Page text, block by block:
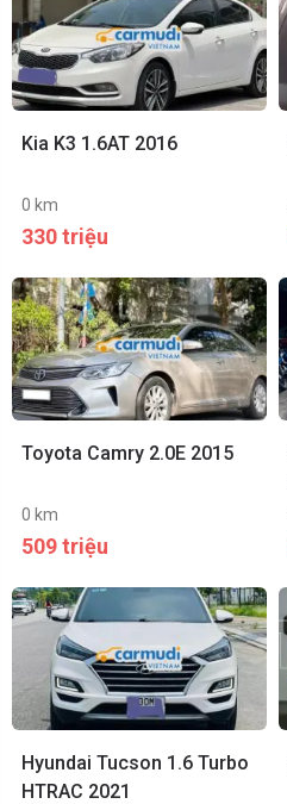
Kia K3 1.6AT 2016
0 km
330 triệu
Toyota Camry 2.0E 2015
0 km
509 triệu
Hyundai Tucson 1.6 Turbo
HTRAC 2021